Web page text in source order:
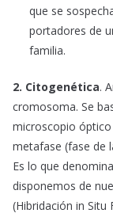
que se
portadores de
familia.
2. Citogenética.
cromosoma. Se
microscopio
metafase (fase de
Es lo que
disponemos de
(Hibridación in Situ